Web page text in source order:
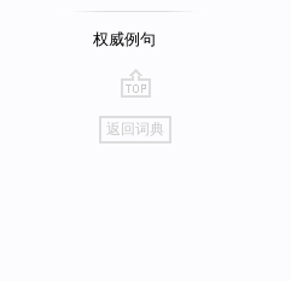
权威例句
go
top
返回词典